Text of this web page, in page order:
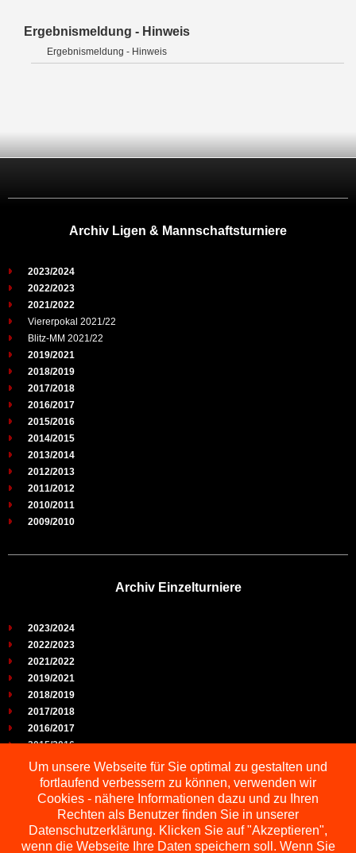
Ergebnismeldung - Hinweis
Ergebnismeldung - Hinweis
Archiv Ligen & Mannschaftsturniere
2023/2024
2022/2023
2021/2022
Viererpokal 2021/22
Blitz-MM 2021/22
2019/2021
2018/2019
2017/2018
2016/2017
2015/2016
2014/2015
2013/2014
2012/2013
2011/2012
2010/2011
2009/2010
Archiv Einzelturniere
2023/2024
2022/2023
2021/2022
2019/2021
2018/2019
2017/2018
2016/2017
2015/2016
2014/2015
2013/2014
2012/2013
2011/2012
2010/2011
2009/2010
Um unsere Webseite für Sie optimal zu gestalten und
fortlaufend verbessern zu können, verwenden wir
Cookies - nähere Informationen dazu und zu Ihren
Rechten als Benutzer finden Sie in unserer
Datenschutzerklärung. Klicken Sie auf "Akzeptieren",
wenn die Webseite Ihre Daten speichern soll. Wenn Sie